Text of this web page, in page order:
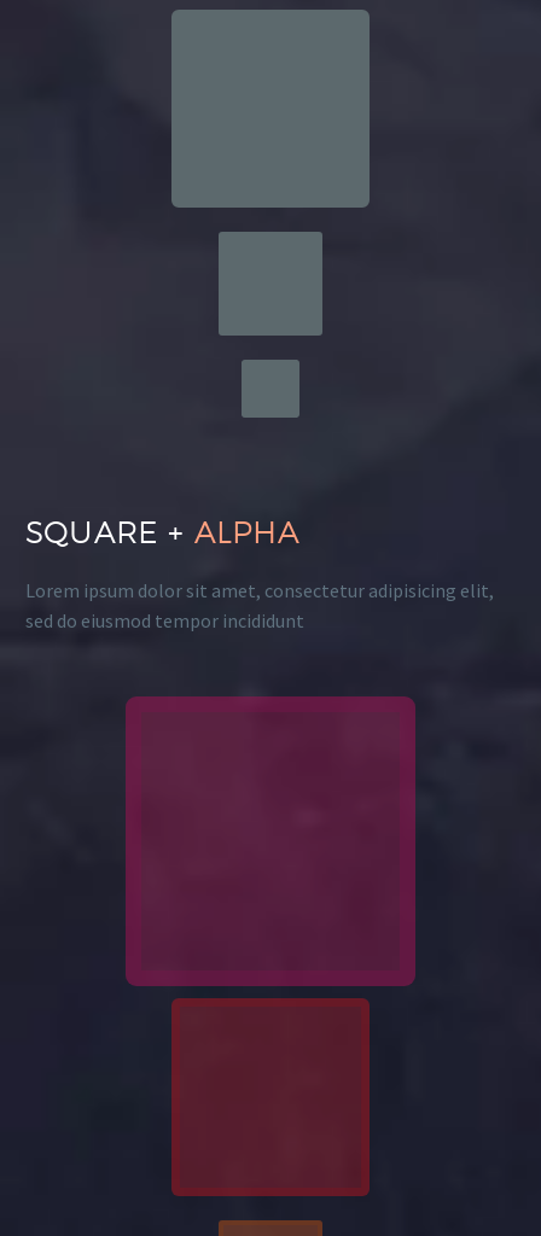
SQUARE + ALPHA
Lorem ipsum dolor sit amet, consectetur adipisicing elit,
sed do eiusmod tempor incididunt